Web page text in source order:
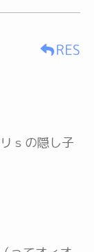
RES
ｓの隠し子